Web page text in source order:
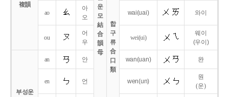
운
모
結
合
韻
母
複韻
합
구
류
合
口
類
ao
아
오
wai(uai) 와이
ou
어
우
wei(ui)
웨이
(우이)
부성운
an 안 wan(uan) 완
en 언 wen(un)
원
(운)